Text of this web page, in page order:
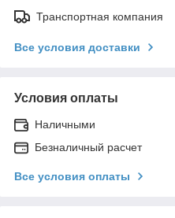
Транспортная компания
Все условия доставки
Условия оплаты
Наличными
Безналичный расчет
Все условия оплаты